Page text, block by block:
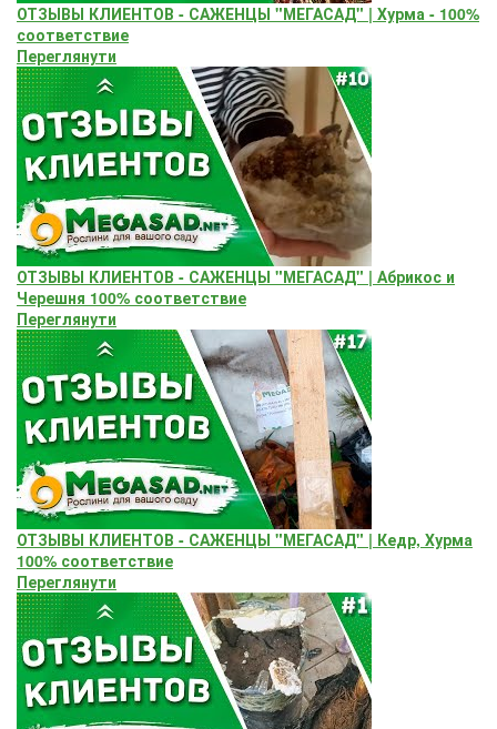
ОТЗЫВЫ КЛИЕНТОВ - САЖЕНЦЫ "МЕГАСАД" | Хурма - 100%
соответствие
Переглянути
ОТЗЫВЫ КЛИЕНТОВ - САЖЕНЦЫ "МЕГАСАД" | Абрикос и
Черешня 100% соответствие
Переглянути
ОТЗЫВЫ КЛИЕНТОВ - САЖЕНЦЫ "МЕГАСАД" | Кедр, Хурма
100% соответствие
Переглянути